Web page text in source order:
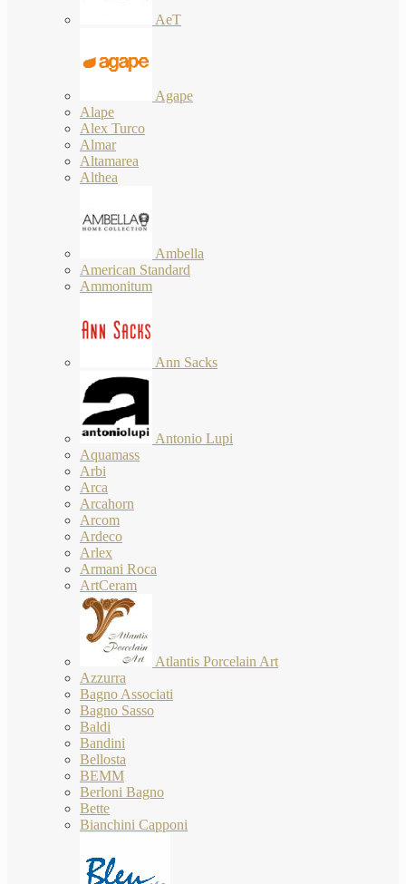
AeT
Agape
Alape
Alex Turco
Almar
Altamarea
Althea
Ambella
American Standard
Ammonitum
Ann Sacks
Antonio Lupi
Aquamass
Arbi
Arca
Arcahorn
Arcom
Ardeco
Arlex
Armani Roca
ArtCeram
Atlantis Porcelain Art
Azzurra
Bagno Associati
Bagno Sasso
Baldi
Bandini
Bellosta
BEMM
Berloni Bagno
Bette
Bianchini Capponi